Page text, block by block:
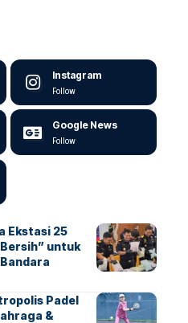
Instagram
Follow
Google News
Follow
Ekstasi 25
untuk
Padel
&